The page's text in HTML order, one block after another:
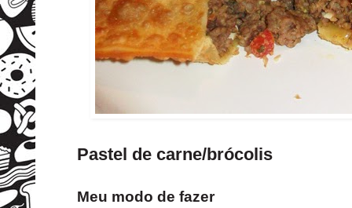
Pastel de carne/brócolis
Meu modo de fazer